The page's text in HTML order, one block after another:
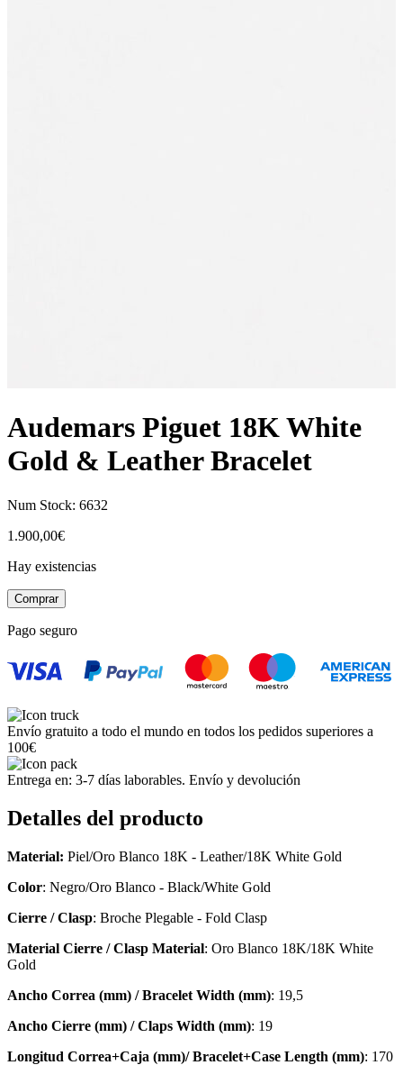
Audemars Piguet 18K White
Gold & Leather Bracelet
Num Stock: 6632
1.900,00€
Hay existencias
Audemars
Piguet
18K
Gold
&
Bracelet
cantidad
Comprar
Pago seguro
Envío gratuito a todo el mundo en todos los pedidos superiores a
100€
Entrega en: 3-7 días laborables. Envío y devolución
Detalles del producto
Material: Piel/Oro Blanco 18K - Leather/18K White Gold
Color: Negro/Oro Blanco - Black/White Gold
Cierre / Clasp: Broche Plegable - Fold Clasp
Material Cierre / Clasp Material: Oro Blanco 18K/18K White
Gold
Ancho Correa (mm) / Bracelet Width (mm): 19,5
Ancho Cierre (mm) / Claps Width (mm): 19
Longitud Correa+Caja (mm)/ Bracelet+Case Length (mm): 170